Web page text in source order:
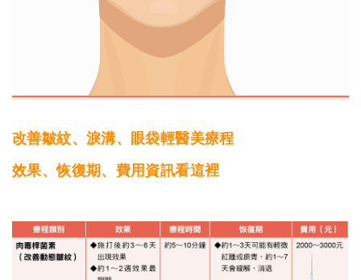
改善皺紋、淚溝、眼袋輕醫美療程
效果、恢復期、費用資訊看這裡